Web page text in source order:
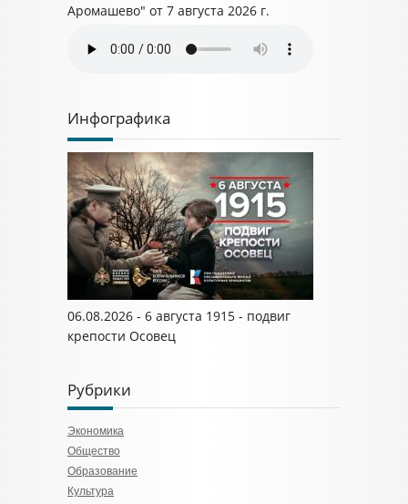
Аромашево" от 7 августа 2026 г.
Инфографика
06.08.2026 - 6 августа 1915 - подвиг
крепости Осовец
Рубрики
Экономика
Общество
Образование
Культура